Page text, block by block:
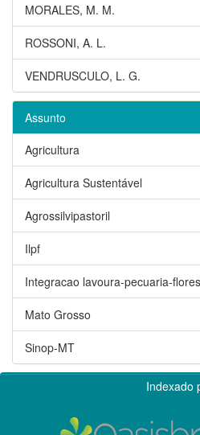
MORALES, M. M.
ROSSONI, A. L.
VENDRUSCULO, L. G.
Assunto
Agricultura
Agricultura Sustentável
Agrossilvipastoril
Ilpf
Integracao lavoura-pecuaria-
Mato Grosso
Sinop-MT
Indexado